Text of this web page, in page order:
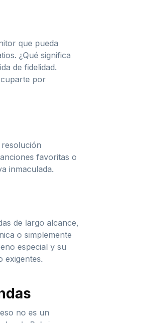
que pueda
¿Qué significa
de fidelidad.
por
favoritas o
inmaculada.
de largo alcance,
o simplemente
especial y su
exigentes.
no es un